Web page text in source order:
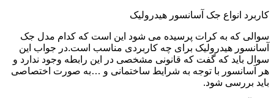
کاربرد انواع جک آسانسور هیدرولیک
سوالی که به کرات پرسیده می شود این است که کدام مدل جک
آسانسور هیدرولیک برای چه کاربردی مناسب است.در جواب این
سوال باید که گفت که قانونی مشخصی در این رابطه وجود ندارد و
هر آسانسور با توجه به شرایط ساختمانی و …به صورت اختصاصی
باید بررسی شود.